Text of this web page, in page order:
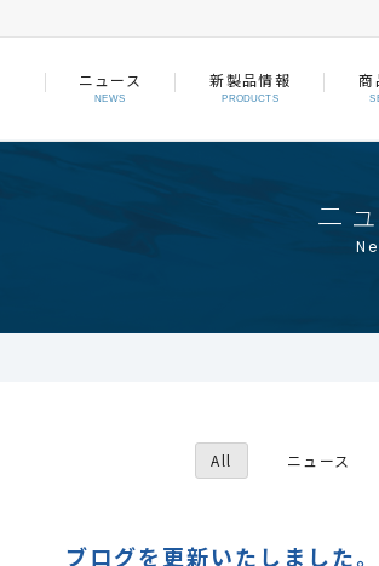
ニュース
NEWS
新製品情報
PRODUCTS
商
ニ
All ニュース
ブログを更新いたしました。